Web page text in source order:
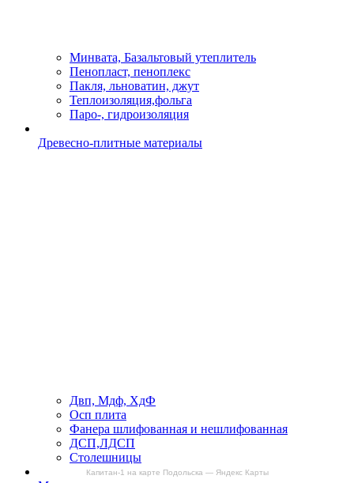
Капитан-1 на карте Подольска — Яндекс Карты
Минвата, Базальтовый утеплитель
Пенопласт, пеноплекс
Пакля, льноватин, джут
Теплоизоляция,фольга
Паро-, гидроизоляция
Древесно-плитные материалы
Двп, Мдф, ХдФ
Осп плита
Фанера шлифованная и нешлифованная
ДСП,ЛДСП
Столешницы